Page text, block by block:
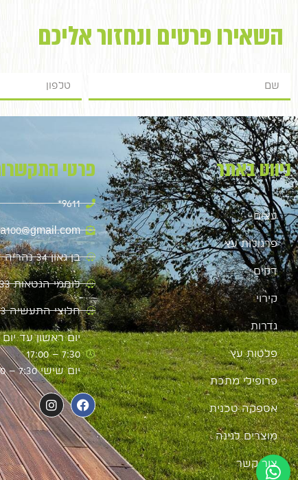
השאירו פרטים ונחזור אליכם
ניווט באתר
עצים
פרגולות עץ
דקים
קירוי
גדרות
פלטות עץ
פרופילי מתכת
אספקה טכנית
מוצרים לגינה
צור קשר
פרטי
9611*
בן גאון 34 נהריה
לוחמי הגטאות 33 נהריה
חלוצי התעשיה 13 חיפה
יום ראשון עד
7:30 – 17:00
יום שישי 7:30 – 13:30